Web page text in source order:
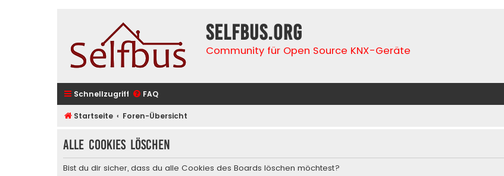
selfbus.org
Community für Open Source KNX-Geräte
Schnellzugriff FAQ
Startseite Foren-Übersicht
Alle Cookies löschen
Bist du dir sicher, dass du alle Cookies des Boards löschen möchtest?